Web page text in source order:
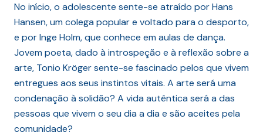
No início, o adolescente sente-se atraído por Hans
Hansen, um colega popular e voltado para o desporto,
e por Inge Holm, que conhece em aulas de dança.
Jovem poeta, dado à introspeção e à reflexão sobre a
arte, Tonio Kröger sente-se fascinado pelos que vivem
entregues aos seus instintos vitais. A arte será uma
condenação à solidão? A vida autêntica será a das
pessoas que vivem o seu dia a dia e são aceites pela
comunidade?